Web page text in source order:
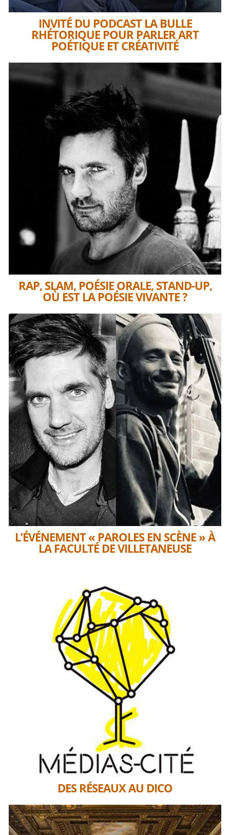
INVITÉ DU PODCAST LA BULLE
RHÉTORIQUE POUR PARLER ART
POÉTIQUE ET CRÉATIVITÉ
RAP, SLAM, POÉSIE ORALE, STAND-UP,
OÙ EST LA POÉSIE VIVANTE ?
L’ÉVÉNEMENT « PAROLES EN SCÈNE » À
LA FACULTÉ DE VILLETANEUSE
DES RÉSEAUX AU DICO